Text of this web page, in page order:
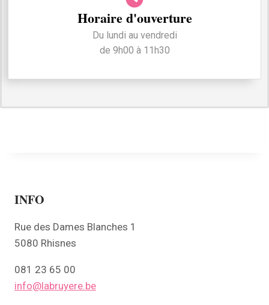
Horaire d'ouverture
Du lundi au vendredi
de 9h00 à 11h30
INFO
Rue des Dames Blanches 1
5080 Rhisnes
081 23 65 00
info@labruyere.be